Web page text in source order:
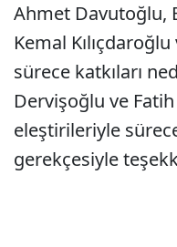
Ahmet Davutoğlu,
Kemal
sürece katkıları
Dervişoğlu ve Fatih
eleştirileriyle
gerekçesiyle